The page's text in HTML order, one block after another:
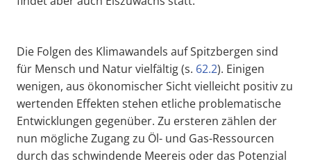
Die Folgen des Klimawandels auf Spitzbergen sind
für Mensch und Natur vielfältig (s. 62.2). Einigen
wenigen, aus ökonomischer Sicht vielleicht positiv zu
wertenden Effekten stehen etliche problematische
Entwicklungen gegenüber. Zu ersteren zählen der
nun mögliche Zugang zu Öl- und Gas-Ressourcen
durch das schwindende Meereis oder das Potenzial